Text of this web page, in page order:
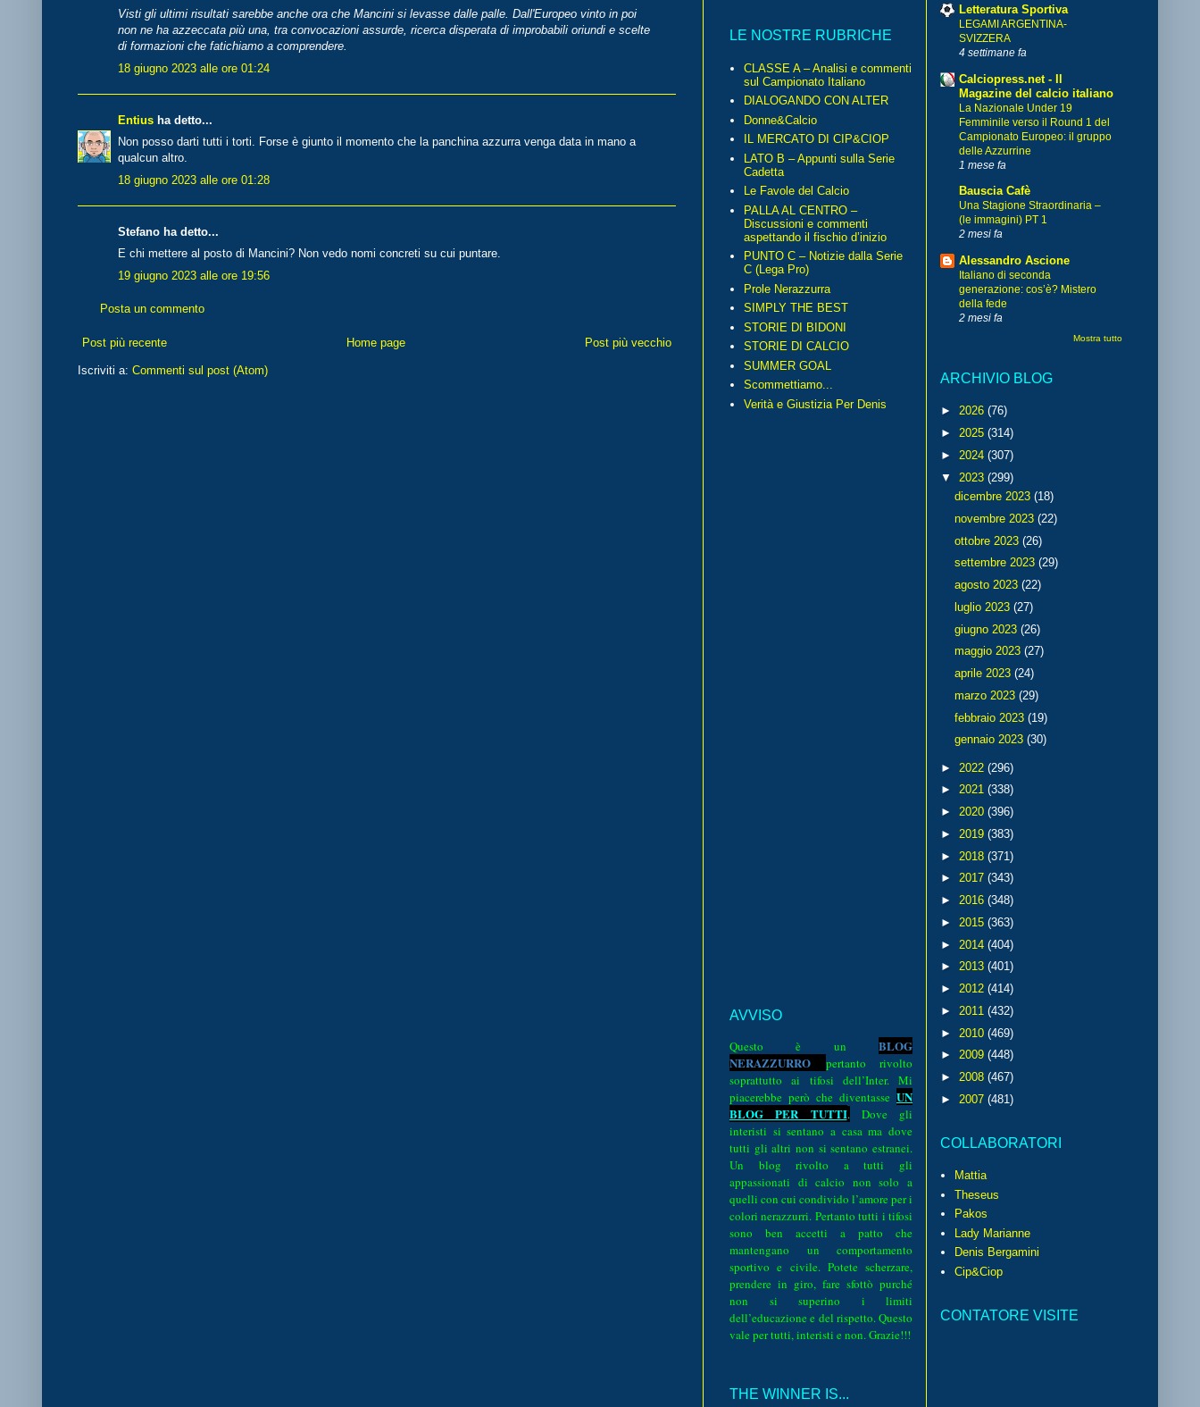
Visti gli ultimi risultati sarebbe anche ora che Mancini si levasse dalle palle. Dall'Europeo vinto in poi
non ne ha azzeccata più una, tra convocazioni assurde, ricerca disperata di improbabili oriundi e scelte
di formazioni che fatichiamo a comprendere.
18 giugno 2023 alle ore 01:24
Entius ha detto...
Non posso darti tutti i torti. Forse è giunto il momento che la panchina azzurra venga data in mano a
qualcun altro.
18 giugno 2023 alle ore 01:28
Stefano ha detto...
E chi mettere al posto di Mancini? Non vedo nomi concreti su cui puntare.
19 giugno 2023 alle ore 19:56
Posta un commento
Post più recente Post più vecchio
Home page
Iscriviti a: Commenti sul post (Atom)
LE NOSTRE RUBRICHE
CLASSE A – Analisi e commenti
sul Campionato Italiano
DIALOGANDO CON ALTER
Donne&Calcio
IL MERCATO DI CIP&CIOP
LATO B – Appunti sulla Serie
Cadetta
Le Favole del Calcio
PALLA AL CENTRO –
Discussioni e commenti
aspettando il fischio d’inizio
PUNTO C – Notizie dalla Serie
C (Lega Pro)
Prole Nerazzurra
SIMPLY THE BEST
STORIE DI BIDONI
STORIE DI CALCIO
SUMMER GOAL
Scommettiamo...
Verità e Giustizia Per Denis
AVVISO
Questo è un BLOG
NERAZZURRO pertanto rivolto
soprattutto ai tifosi dell’Inter. Mi
piacerebbe però che diventasse UN
BLOG PER TUTTI.
Dove gli
interisti si sentano a casa ma dove
tutti gli altri non si sentano estranei.
Un blog rivolto a tutti gli
appassionati di calcio non solo a
quelli con cui condivido l’amore per i
colori nerazzurri. Pertanto tutti i tifosi
sono ben accetti a patto che
mantengano un comportamento
sportivo e civile. Potete scherzare,
prendere in giro, fare sfottò purché
non si superino i limiti
dell’educazione e del rispetto. Questo
vale per tutti, interisti e non. Grazie!!!
THE WINNER IS...
Letteratura Sportiva
LEGAMI ARGENTINA-
SVIZZERA
4 settimane fa
Calciopress.net - Il
Magazine del calcio italiano
La Nazionale Under 19
Femminile verso il Round 1 del
Campionato Europeo: il gruppo
delle Azzurrine
1 mese fa
Bauscia Cafè
Una Stagione Straordinaria –
(le immagini) PT 1
2 mesi fa
Alessandro Ascione
Italiano di seconda
generazione: cos’è? Mistero
della fede
2 mesi fa
Mostra tutto
ARCHIVIO BLOG
► 2026 (76)
► 2025 (314)
► 2024 (307)
▼ 2023 (299)
dicembre 2023 (18)
novembre 2023 (22)
ottobre 2023 (26)
settembre 2023 (29)
agosto 2023 (22)
luglio 2023 (27)
giugno 2023 (26)
maggio 2023 (27)
aprile 2023 (24)
marzo 2023 (29)
febbraio 2023 (19)
gennaio 2023 (30)
► 2022 (296)
► 2021 (338)
► 2020 (396)
► 2019 (383)
► 2018 (371)
► 2017 (343)
► 2016 (348)
► 2015 (363)
► 2014 (404)
► 2013 (401)
► 2012 (414)
► 2011 (432)
► 2010 (469)
► 2009 (448)
► 2008 (467)
► 2007 (481)
COLLABORATORI
Mattia
Theseus
Pakos
Lady Marianne
Denis Bergamini
Cip&Ciop
CONTATORE VISITE